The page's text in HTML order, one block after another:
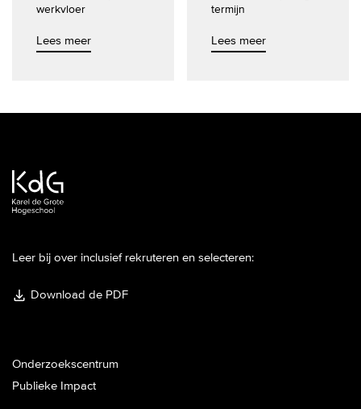
werkvloer
Lees meer
termijn
Lees meer
Leer bij over inclusief rekruteren en selecteren:
Download de PDF
Onderzoekscentrum
Publieke Impact